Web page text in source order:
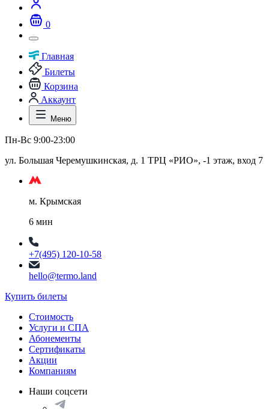
0
Главная
Билеты
Корзина
Аккаунт
Меню
Пн-Вс 9:00-23:00
ул. Большая Черемушкинская, д. 1 ТРЦ «РИО», -1 этаж, вход 7
м. Крымская
6 мин
+7(495) 120-10-58
hello@termo.land
Купить билеты
Стоимость
Услуги и СПА
Абонементы
Сертификаты
Акции
Компаниям
Наши соцсети